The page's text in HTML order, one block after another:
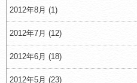
2012年8月 (1)
2012年7月 (12)
2012年6月 (18)
2012年5月 (23)